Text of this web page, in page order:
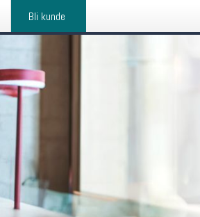
Bli kunde